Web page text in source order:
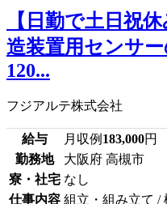
【日勤で土日祝
造装置用センサ
120...
フジアルテ株式会社
給与 月収例 183,000円
勤務地
大阪府 高槻市
寮・社宅 なし
仕事内容 組立・組み立て /